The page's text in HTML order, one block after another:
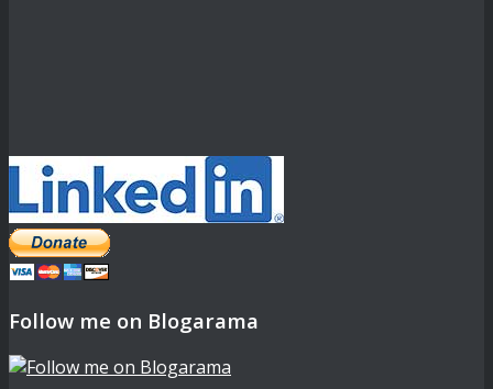
Follow me on Blogarama